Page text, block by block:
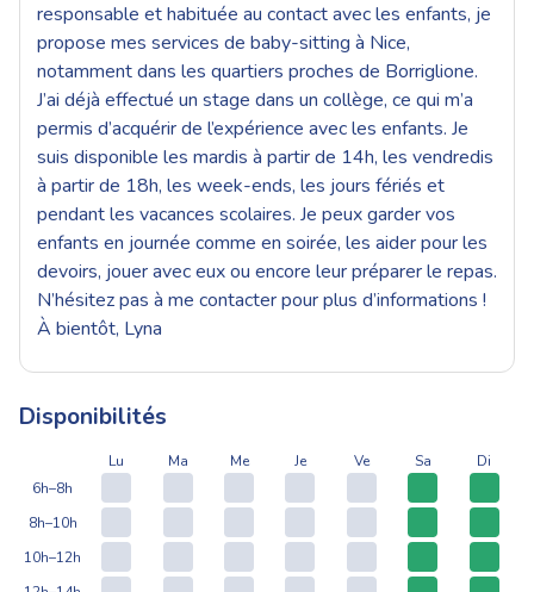
responsable et habituée au contact avec les enfants, je
propose mes services de baby-sitting à Nice,
notamment dans les quartiers proches de Borriglione.
J’ai déjà effectué un stage dans un collège, ce qui m’a
permis d’acquérir de l’expérience avec les enfants. Je
suis disponible les mardis à partir de 14h, les vendredis
à partir de 18h, les week-ends, les jours fériés et
pendant les vacances scolaires. Je peux garder vos
enfants en journée comme en soirée, les aider pour les
devoirs, jouer avec eux ou encore leur préparer le repas.
N’hésitez pas à me contacter pour plus d’informations !
À bientôt, Lyna
Disponibilités
Lu Ma Me Je Ve Sa
Di
6h–8h
8h–10h
10h–12h